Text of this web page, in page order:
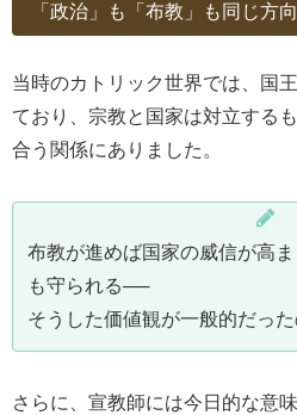
「政治」も「布教」も同じ方
当時のカトリック世界では、国
ており、宗教と国家は対立する
合う関係にありました。
布教が進めば国家の威信が高
も守られる──
そうした価値観が一般的だった
さらに、宣教師には今日的な意